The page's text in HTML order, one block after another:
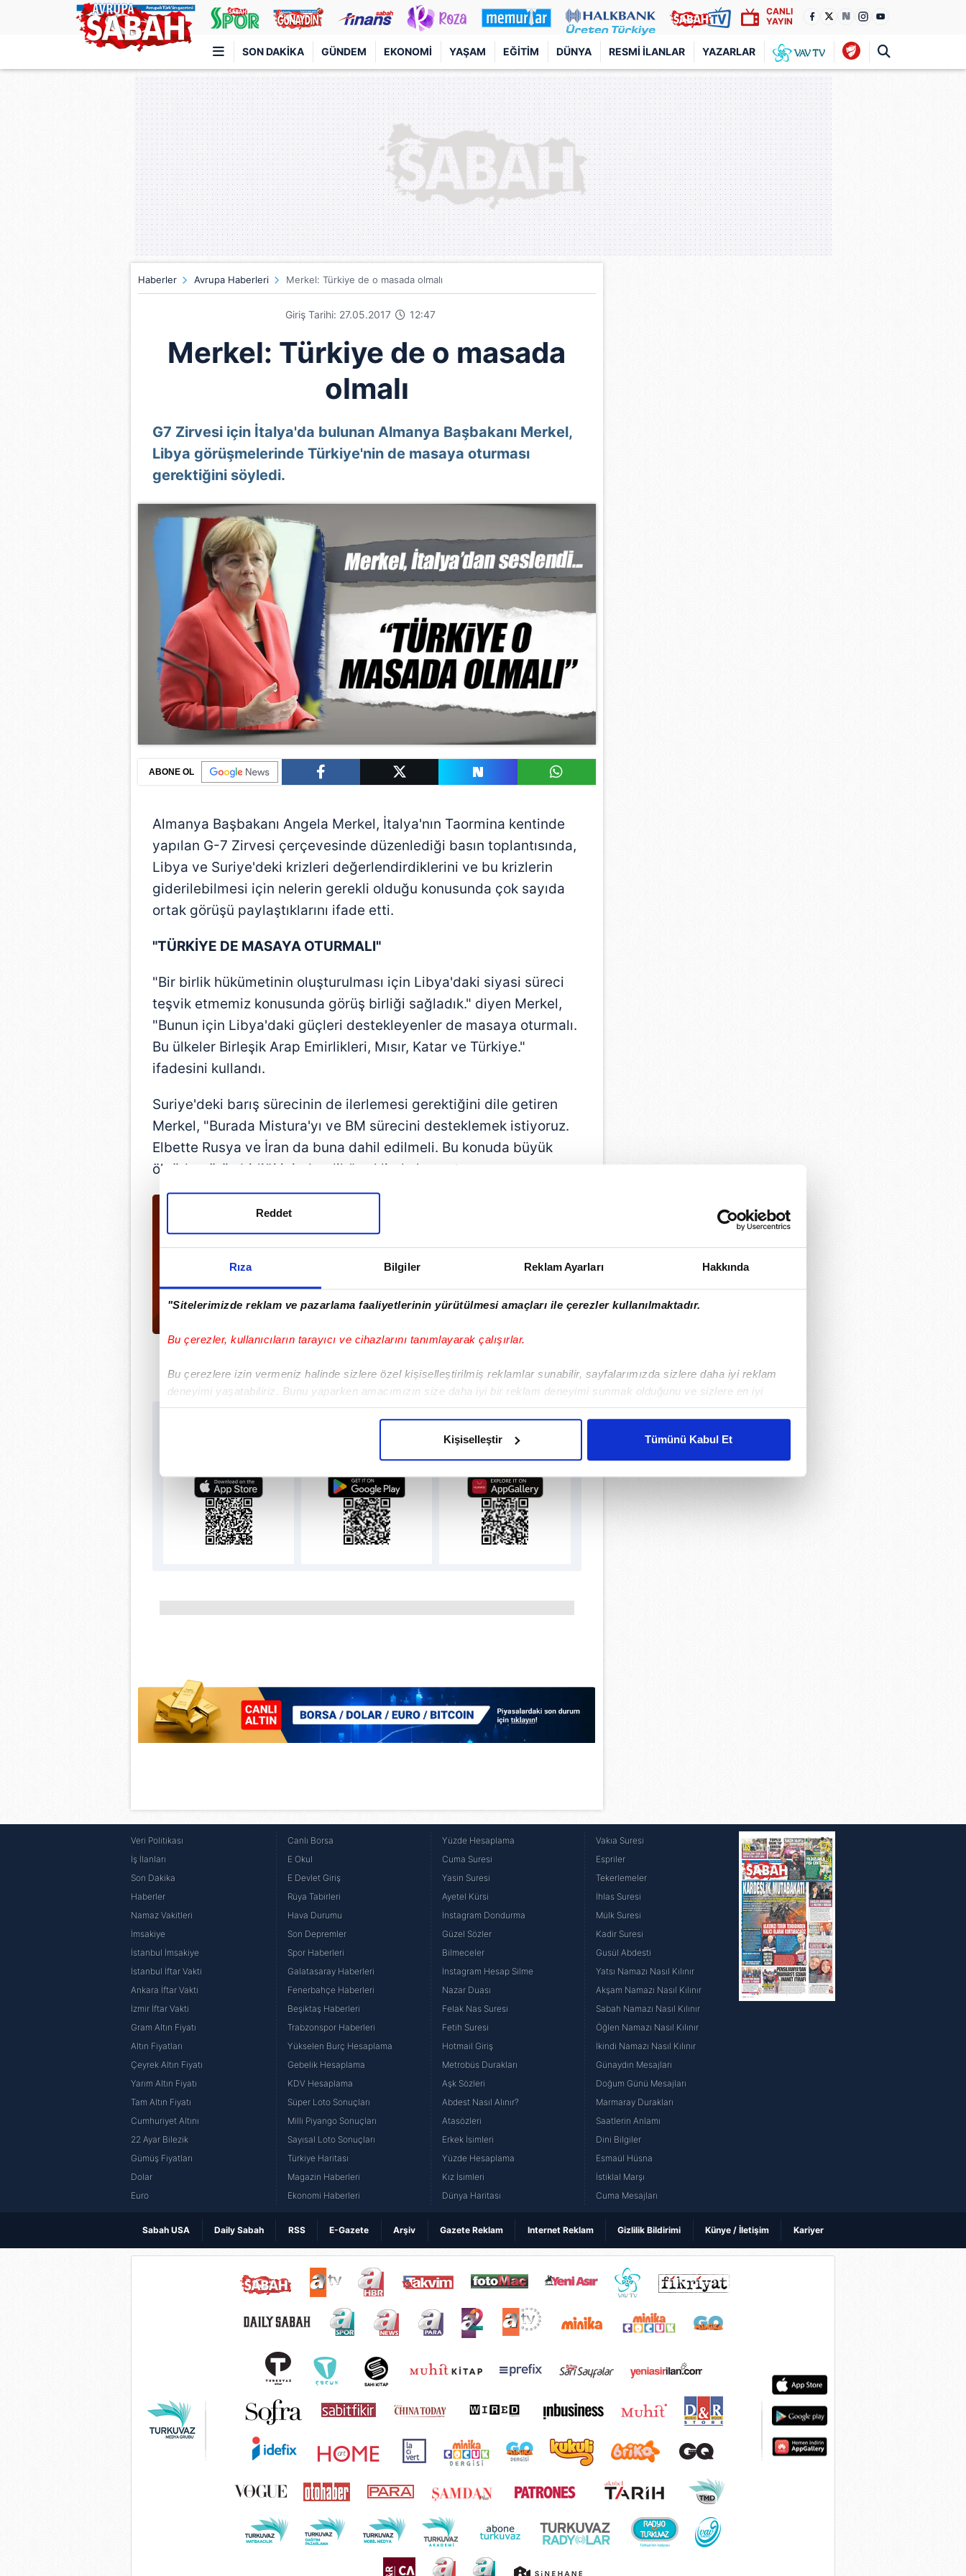
Rıza Bilgiler Reklam Ayarları Hakkında
"Sitelerimizde reklam ve pazarlama faaliyetlerinin yürütülmesi amaçları ile çerezler kullanılmaktadır.
Bu çerezler, kullanıcıların tarayıcı ve cihazlarını tanımlayarak çalışırlar.
Bu çerezlere izin vermeniz halinde sizlere özel kişiselleştirilmiş reklamlar sunabilir, sayfalarımızda sizlere daha iyi reklam
deneyimi yaşatabiliriz. Bunu yaparken amacımızın size daha iyi bir reklam deneyimi sunmak olduğunu ve sizlere en iyi
içerikleri sunabilmek adına elimizden gelen çabayı gösterdiğimizi ve bu noktada, reklamların maliyetlerimizi karşılamak
noktasında tek gelir kalemimiz olduğunu sizlere hatırlatmak isteriz.
Her halükârda, kullanıcılar, bu çerezlere izin vermedikleri takdirde, kullanıcılara hedefli reklamlar gösterilmeyecektir."
Sizlere daha iyi bir hizmet sunabilmek için İnternet Sitemizde kendimize ve üçüncü kişilere ait çerezler kullanılmaktadır. Bu
çerezler vasıtasıyla çeşitli kişisel verileriniz işlenmekte olup gerekli olan çerezler bilgi toplumu hizmetlerinin sunulması
amacıyla kullanılmaktadır. Diğer çerezler, sitemizin daha işlevsel kılınması ve kişiselleştirilmesi ve sizlere yönelik
reklam/pazarlama faaliyetlerinin yapılması, amaçlarıyla sınırlı olarak açık rızanız dahilinde kullanılacaktır.
butonuna tıklayabilir,Çerez Bilgilendirme Metnimiziziyaret edebilirsiniz.
Reddet
Kişiselleştir Tümünü Kabul Et
CANLI
YAYIN
SON DAKIKA GÜNDEM EKONOMI YAŞAM EĞITIM DÜNYA RESMI İLANLAR YAZARLAR
Türkiye'nin en iyi haber sitesi
Haberler Avrupa Haberleri Merkel: Türkiye de o masada olmalı
Giriş Tarihi: 27.05.2017 12:47
Merkel: Türkiye de o masada
olmalı
G7 Zirvesi için İtalya'da bulunan Almanya Başbakanı Merkel,
Libya görüşmelerinde Türkiye'nin de masaya oturması
gerektiğini söyledi.
ABONE OL
Almanya Başbakanı Angela Merkel, İtalya'nın Taormina kentinde
yapılan G-7 Zirvesi çerçevesinde düzenlediği basın toplantısında,
Libya ve Suriye'deki krizleri değerlendirdiklerini ve bu krizlerin
giderilebilmesi için nelerin gerekli olduğu konusunda çok sayıda
ortak görüşü paylaştıklarını ifade etti.
"TÜRKİYE DE MASAYA OTURMALI"
"Bir birlik hükümetinin oluşturulması için Libya'daki siyasi süreci
teşvik etmemiz konusunda görüş birliği sağladık." diyen Merkel,
"Bunun için Libya'daki güçleri destekleyenler de masaya oturmalı.
Bu ülkeler Birleşik Arap Emirlikleri, Mısır, Katar ve Türkiye."
ifadesini kullandı.
Suriye'deki barış sürecinin de ilerlemesi gerektiğini dile getiren
Merkel, "Burada Mistura'yı ve BM sürecini desteklemek istiyoruz.
Elbette Rusya ve İran da buna dahil edilmeli. Bu konuda büyük
ölçüde görüş birliği içindeydik." şeklinde konuştu.
Sabah.com.tr Uygulamamızı İndirin
Veri Politikası
İş İlanları
Son Dakika
Haberler
Namaz Vakitleri
İmsakiye
İstanbul İmsakiye
İstanbul İftar Vakti
Ankara İftar Vakti
İzmir İftar Vakti
Gram Altın Fiyatı
Altın Fiyatları
Çeyrek Altın Fiyatı
Yarım Altın Fiyatı
Tam Altın Fiyatı
Cumhuriyet Altını
22 Ayar Bilezik
Gümüş Fiyatları
Dolar
Euro
Canlı Borsa
E Okul
E Devlet Giriş
Rüya Tabirleri
Hava Durumu
Son Depremler
Spor Haberleri
Galatasaray Haberleri
Fenerbahçe Haberleri
Beşiktaş Haberleri
Trabzonspor Haberleri
Yükselen Burç Hesaplama
Gebelik Hesaplama
KDV Hesaplama
Süper Loto Sonuçları
Milli Piyango Sonuçları
Sayısal Loto Sonuçları
Türkiye Haritası
Magazin Haberleri
Ekonomi Haberleri
Yüzde Hesaplama
Cuma Suresi
Yasin Suresi
Ayetel Kürsi
İnstagram Dondurma
Güzel Sözler
Bilmeceler
İnstagram Hesap Silme
Nazar Duası
Felak Nas Suresi
Fetih Suresi
Hotmail Giriş
Metrobüs Durakları
Aşk Sözleri
Abdest Nasıl Alınır?
Atasözleri
Erkek İsimleri
Yüzde Hesaplama
Kız İsimleri
Dünya Haritası
Vakıa Suresi
Espriler
Tekerlemeler
İhlas Suresi
Mülk Suresi
Kadir Suresi
Gusül Abdesti
Yatsı Namazı Nasıl Kılınır
Akşam Namazı Nasıl Kılınır
Sabah Namazı Nasıl Kılınır
Öğlen Namazı Nasıl Kılınır
İkindi Namazı Nasıl Kılınır
Günaydın Mesajları
Doğum Günü Mesajları
Marmaray Durakları
Saatlerin Anlamı
Dini Bilgiler
Esmaül Hüsna
İstiklal Marşı
Cuma Mesajları
Sabah USA Daily Sabah RSS E-Gazete Arşiv Gazete Reklam Internet Reklam Gizlilik Bildirimi Künye / İletişim Kariyer